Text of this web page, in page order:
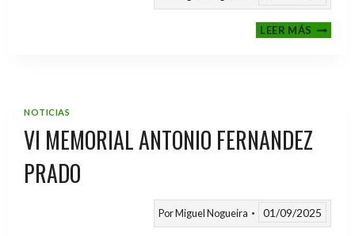
LEER MÁSIII
NOTICIAS
VI MEMORIAL ANTONIO FERNANDEZ
PRADO
PorMiguel Nogueira 01/09/2025